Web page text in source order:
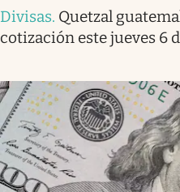
Divisas. Quetzal
cotización este jueves 6